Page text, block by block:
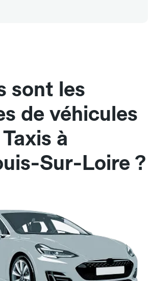
sont les
de véhicules
à
Sur-Loire ?